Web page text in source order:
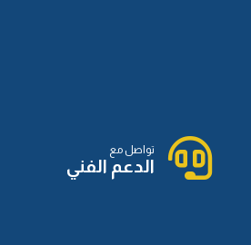
الدرس الخامس عشر
تواصل مع
الدعم الفني